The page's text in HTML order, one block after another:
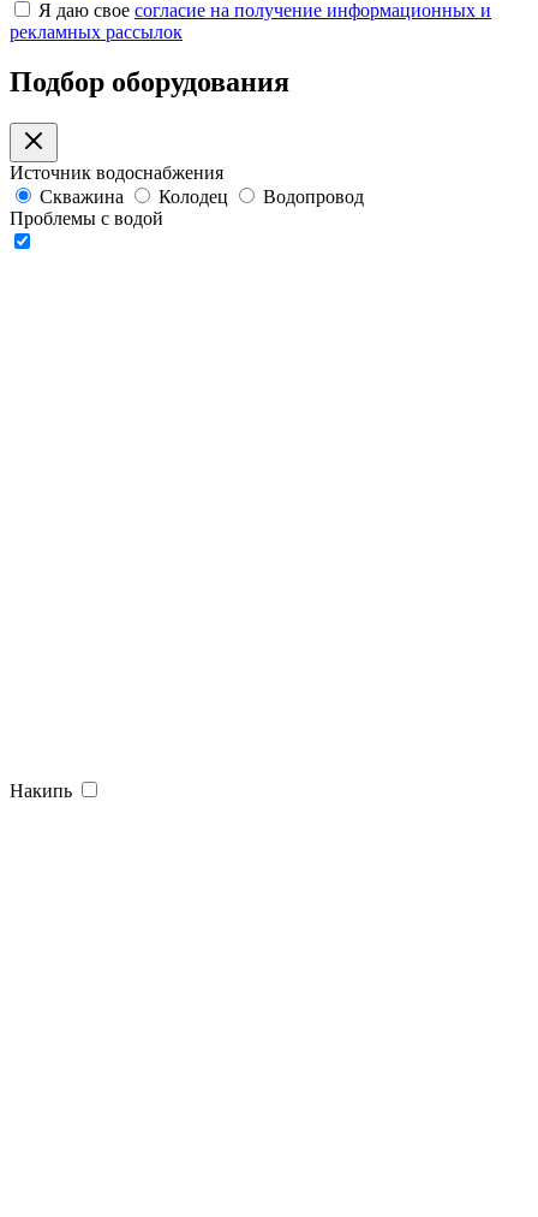
Я даю свое согласие на получение информационных и
рекламных рассылок
Подбор оборудования
Источник водоснабжения
Скважина
Колодец
Водопровод
Проблемы с водой
Накипь